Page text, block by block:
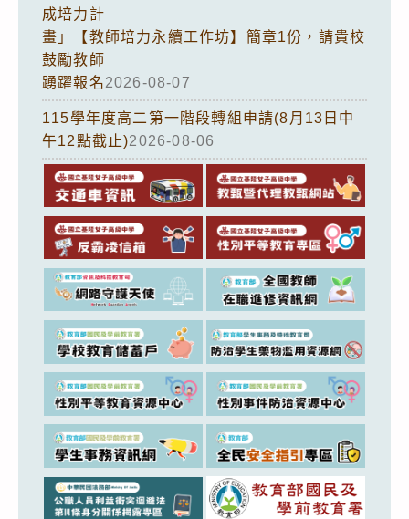
成培力計
畫」【教師培力永續工作坊】簡章1份，請貴校
鼓勵教師
踴躍報名2026-08-07
115學年度高二第一階段轉組申請(8月13日中
午12點截止)2026-08-06